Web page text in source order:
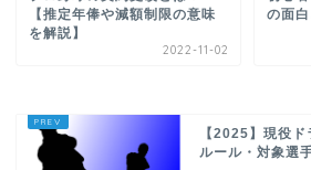
【推定年俸や減額制限の意味
を解説】
2022-11-02
の面白
【2025】現役
ルール・対象選